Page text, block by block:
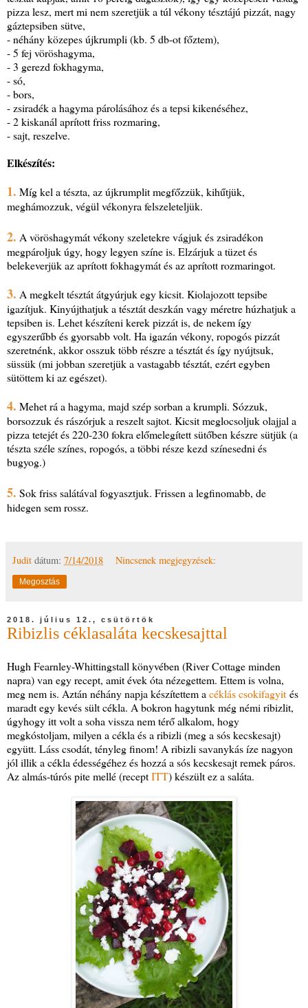
pizza lesz, mert mi nem szeretjük a túl vékony tésztájú pizzát, nagy
gáztepsiben sütve,
- néhány közepes újkrumpli (kb. 5 db-ot főztem),
- 5 fej vöröshagyma,
- 3 gerezd fokhagyma,
- só,
- bors,
- zsiradék a hagyma párolásához és a tepsi kikenéséhez,
- 2 kiskanál aprított friss rozmaring,
- sajt, reszelve.
Elkészítés:
1. Míg kel a tészta, az újkrumplit megfőzzük, kihűtjük,
meghámozzuk, végül vékonyra felszeleteljük.
2. A vöröshagymát vékony szeletekre vágjuk és zsiradékon
megpároljuk úgy, hogy legyen színe is. Elzárjuk a tüzet és
belekeverjük az aprított fokhagymát és az aprított rozmaringot.
3. A megkelt tésztát átgyúrjuk egy kicsit. Kiolajozott tepsibe
igazítjuk. Kinyújthatjuk a tésztát deszkán vagy méretre húzhatjuk a
tepsiben is. Lehet készíteni kerek pizzát is, de nekem így
egyszerűbb és gyorsabb volt. Ha igazán vékony, ropogós pizzát
szeretnénk, akkor osszuk több részre a tésztát és így nyújtsuk,
süssük (mi jobban szeretjük a vastagabb tésztát, ezért egyben
sütöttem ki az egészet).
4. Mehet rá a hagyma, majd szép sorban a krumpli. Sózzuk,
borsozzuk és rászórjuk a reszelt sajtot. Kicsit meglocsoljuk olajjal a
pizza tetejét és 220-230 fokra előmelegített sütőben készre sütjük (a
tészta széle színes, ropogós, a többi része kezd színesedni és
bugyog.)
5. Sok friss salátával fogyasztjuk. Frissen a legfinomabb, de
hidegen sem rossz.
Judit dátum: 7/14/2018 Nincsenek megjegyzések:
Megosztás
2018. július 12., csütörtök
Ribizlis céklasaláta kecskesajttal
Hugh Fearnley-Whittingstall könyvében (River Cottage minden
napra) van egy recept, amit évek óta nézegettem. Ettem is volna,
meg nem is. Aztán néhány napja készítettem a céklás csokifagyit és
maradt egy kevés sült cékla. A bokron hagytunk még némi ribizlit,
úgyhogy itt volt a soha vissza nem térő alkalom, hogy
megkóstoljam, milyen a cékla és a ribizli (meg a sós kecskesajt)
együtt. Láss csodát, tényleg finom! A ribizli savanykás íze nagyon
jól illik a cékla édességéhez és hozzá a sós kecskesajt remek páros.
Az almás-túrós pite mellé (receptITT) készült ez a saláta.